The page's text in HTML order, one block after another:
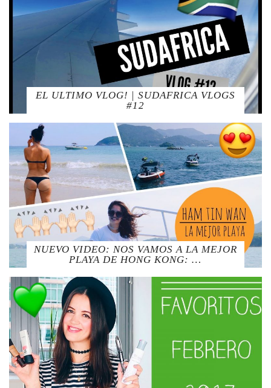
EL ULTIMO VLOG! | SUDAFRICA VLOGS
#12
NUEVO VIDEO: NOS VAMOS A LA MEJOR
PLAYA DE HONG KONG: …